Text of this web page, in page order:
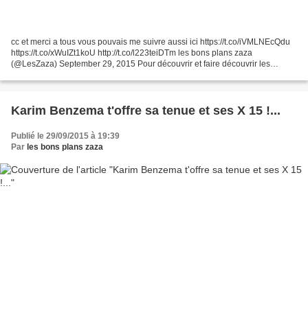
cc et merci a tous vous pouvais me suivre aussi ici https://t.co/iVMLNEcQdu
https://t.co/xWuIZt1koU http://t.co/l223teiDTm les bons plans zaza
(@LesZaza) September 29, 2015 Pour découvrir et faire découvrir les
Karim Benzema t'offre sa tenue et ses X 15 !...
Publié le 29/09/2015 à 19:39
Par les bons plans zaza